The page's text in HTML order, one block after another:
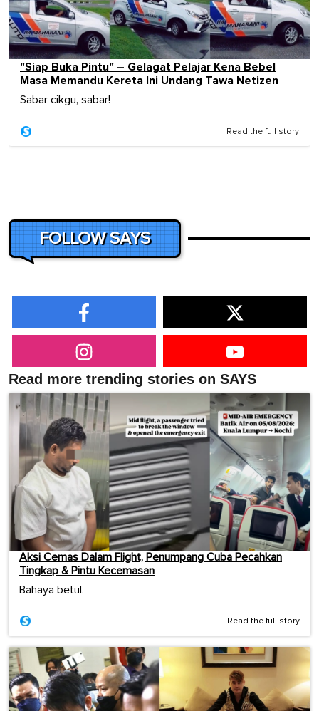
"Siap Buka Pintu" – Gelagat Pelajar Kena Bebel
Masa Memandu Kereta Ini Undang Tawa Netizen
Sabar cikgu, sabar!
Read the full story
FOLLOW SAYS
Read more trending stories on SAYS
Aksi Cemas Dalam Flight, Penumpang Cuba Pecahkan
Tingkap & Pintu Kecemasan
Bahaya betul.
Read the full story